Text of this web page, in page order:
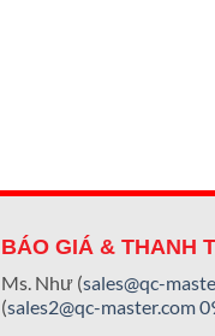
BÁO GIÁ & THANH
Ms. Như (sales@qc-
(sales2@qc-master.com